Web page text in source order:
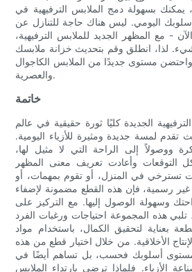
يمكنك بسهولة دمج الملابس الترفيهية في
اليومي. ليس هناك حاجة للتنازل عن
- مع المظهر الجديد للملابس الترفيهية،
لذا، انطلق وقم بتحديث خزانة ملابسك
مستوى جديدًا من الملابس الكاجوال
والعصرية.
خاتمة
الجديدة كليًا ثورة حقيقية في عالم
تقدم لمسة جديدة ومثيرة للأزياء اليومية.
ووصولاً إلى الراحة التي لا مثيل لها،
التوقعات وأعادت تعريف معنى المظهر
تسترخي في المنزل، أو تقوم بمهمات، أو
رسمية، فإن هذه القطع مضمونة لإضفاء
وسهولة الوصول إليها. مع التركيز على
تلبي هذه المجموعة احتياجات ورغبات الفرد
بعناية لتحقيق الكمال، باستخدام مواد
الأخلاقية. من خلال اختيار قطع من هذه
مستوى أسلوبك فحسب، بل تساهم أيضًا في
الأزياء. فلماذا ترضى بارتداء الملابس